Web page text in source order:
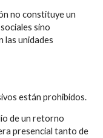
no constituye un
sino
las unidades
están prohibidos.
de un retorno
presencial tanto de